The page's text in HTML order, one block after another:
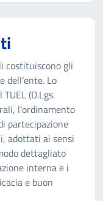
costituiscono gli
dell’ente. Lo
(D.Lgs.
l’ordinamento
partecipazione
adottati ai sensi
dettagliato
interna e i
e buon